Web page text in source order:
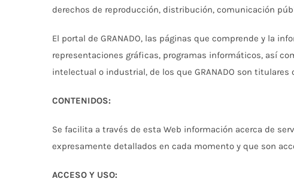
derechos de reproducción, distribución, comunicación
El portal de GRANADO, las páginas que comprende y la
representaciones gráficas, programas informáticos, así
intelectual o industrial, de los que GRANADO son
CONTENIDOS:
Se facilita a través de esta Web información acerca de
expresamente detallados en cada momento y que son
ACCESO Y USO: